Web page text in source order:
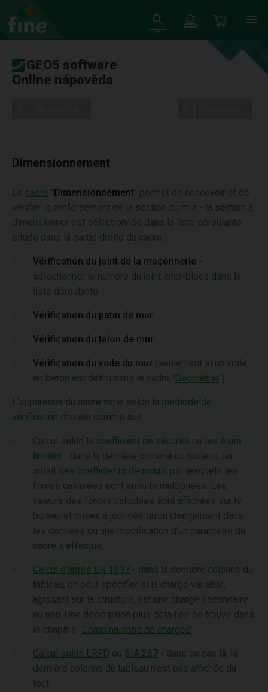
GEO5 software
Online nápověda
Dimensionnement
Le cadre "Dimensionnement" permet de concevoir et de
vérifier le renforcement de la section du mur - la section à
dimensionner est sélectionnée dans la liste déroulante
située dans la partie droite du cadre :
Vérification du joint de la maçonnerie -
sélectionner le numéro du joint inter-blocs dans la
liste déroulante
Vérification du patin de mur
Vérification du talon de mur
Vérification du voile du mur (seulement si un voile
en béton est défini dans le cadre "Géométrie")
L'apparence du cadre varie selon la méthode de
vérification choisie comme suit :
Calcul selon le coefficient de sécurité ou les états
limites - dans la dernière colonne du tableau, on
saisit des coefficients de calcul, par lesquels les
forces calculées sont ensuite multipliées. Les
valeurs des forces calculées sont affichées sur le
bureau et mises à jour dès qu'un changement dans
les données ou une modification d'un paramètre du
cadre s'effectue.
Calcul d'après EN 1997 - dans la dernière colonne du
tableau, on peut spécifier si la charge variable,
agissant sur la structure, est une charge secondaire
ou non. Une description plus détaillée se trouve dans
le chapitre "Combinaisons de charges".
Calcul selon LRFD ou SIA 267 - dans ce cas là, la
dernière colonne du tableau n'est pas affichée du
tout.